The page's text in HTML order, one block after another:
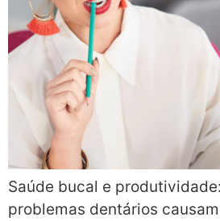
Saúde bucal e
problemas dentários